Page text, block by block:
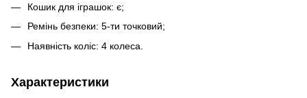
Кошик для іграшок: є;
Ремінь безпеки: 5-ти точковий;
Наявність коліс: 4 колеса.
Характеристики